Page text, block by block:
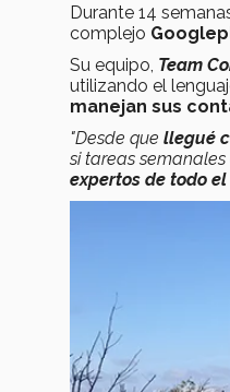
Durante 14
complejo
Su equipo, Team
utilizando el
manejan sus
"Desde que llegué
si tareas
expertos de todo